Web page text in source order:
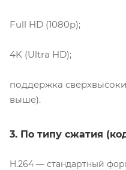
Full HD (1080p);
4K (Ultra HD);
поддержка
выше).
3. По типу сжатия
H.264 — стандартный